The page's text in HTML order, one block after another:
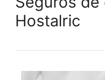
Hostalric